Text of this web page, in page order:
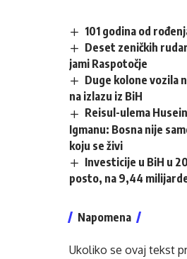
101 godina od
Deset zeničkih
jami Raspotočje
Duge kolone vozila
na izlazu iz BiH
Reisul-ulema
Igmanu: Bosna nije
koju se živi
Investicije u BiH u
posto, na 9,44
Napomena
Ukoliko se ovaj tekst